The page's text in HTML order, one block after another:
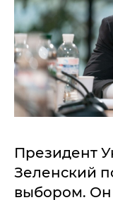
Президент
Зеленский
выбором. Он